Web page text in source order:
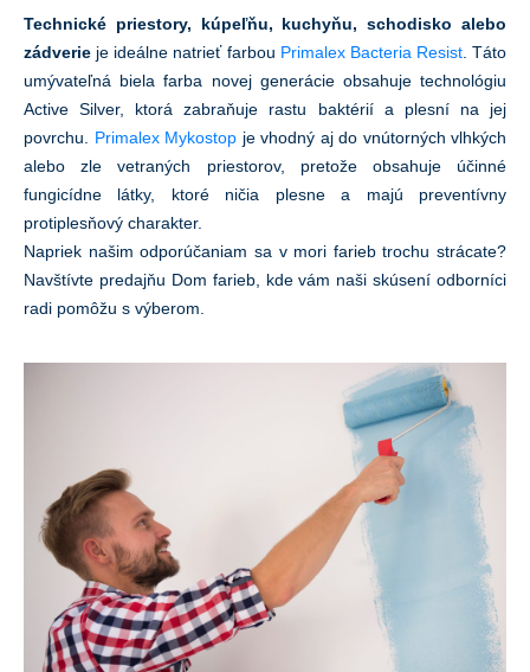
Technické priestory, kúpeľňu, kuchyňu, schodisko alebo
zádverie je ideálne natrieť farbou Primalex Bacteria Resist. Táto
umývateľná biela farba novej generácie obsahuje technológiu
Active Silver, ktorá zabraňuje rastu baktérií a plesní na jej
povrchu. Primalex Mykostop je vhodný aj do vnútorných vlhkých
alebo zle vetraných priestorov, pretože obsahuje účinné
fungicídne látky, ktoré ničia plesne a majú preventívny
protiplesňový charakter.
Napriek našim odporúčaniam sa v mori farieb trochu strácate?
Navštívte predajňu Dom farieb, kde vám naši skúsení odborníci
radi pomôžu s výberom.